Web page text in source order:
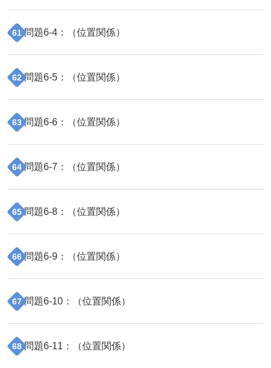
61 問題6-4 ：（位置関係）
62 問題6-5 ：（位置関係）
63 問題6-6 ：（位置関係）
64 問題6-7 ：（位置関係）
65 問題6-8 ：（位置関係）
66 問題6-9 ：（位置関係）
67 問題6-10 ：（位置関係）
68 問題6-11 ：（位置関係）